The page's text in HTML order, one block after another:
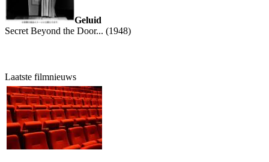
Geluid
Secret Beyond the Door... (1948)
Laatste filmnieuws